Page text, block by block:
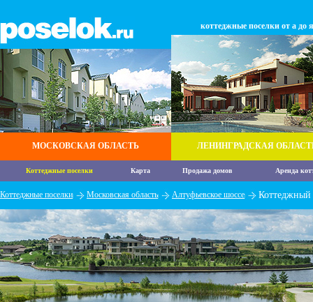
МОСКОВСКАЯ ОБЛАСТЬ
коттеджные поселки от а до я
ЛЕНИНГРАДСКАЯ
Коттеджные поселки Карта Продажа домов Аренда
Коттеджные поселки Московская область Алтуфьевское шоссе